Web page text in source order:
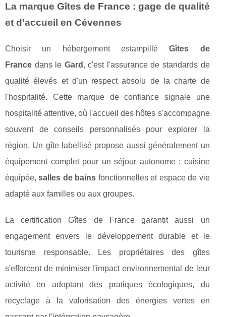
La marque Gîtes de France : gage de qualité
et d'accueil en Cévennes
Choisir un hébergement estampilléGîtes de
France dans le Gard , c'est l'assurance de standards de
qualité élevés et d'un respect absolu de la charte de
l'hospitalité. Cette marque de confiance signale une
hospitalité attentive, où l'accueil des hôtes s'accompagne
souvent de conseils personnalisés pour explorer la
région. Un gîte labellisé propose aussi généralement un
équipement complet pour un séjour autonome : cuisine
équipée,salles de bains fonctionnelles et espace de vie
adapté aux familles ou aux groupes.
La certification Gîtes de France garantit aussi un
engagement envers le développement durable et le
tourisme responsable. Les propriétaires des gîtes
s'efforcent de minimiser l'impact environnemental de leur
activité en adoptant des pratiques écologiques, du
recyclage à la valorisation des énergies vertes en